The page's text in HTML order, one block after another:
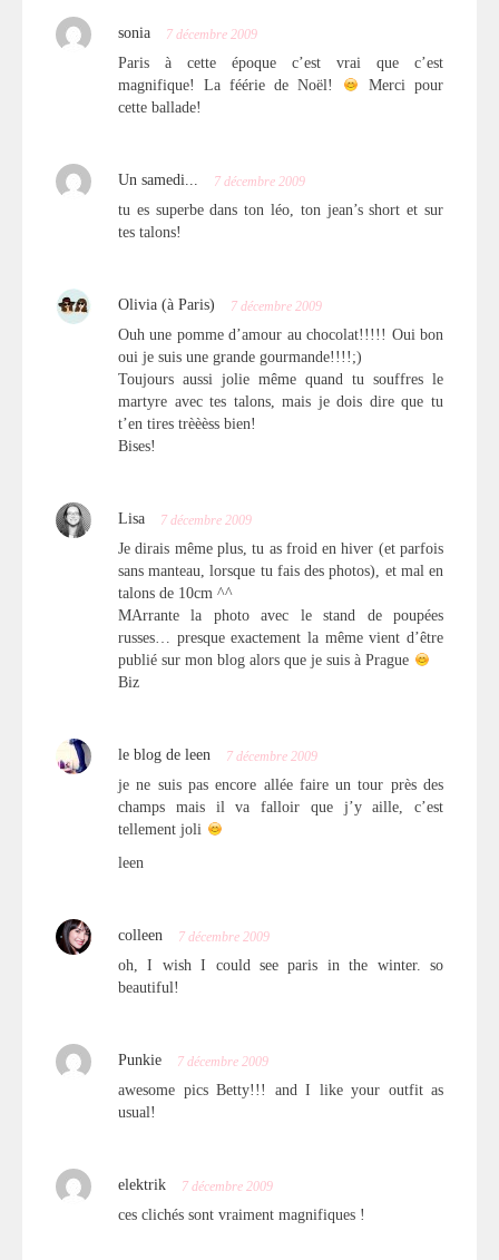
sonia 7 décembre 2009
Paris à cette époque c’est vrai que c’est
magnifique! La féérie de Noël!
Merci pour
cette ballade!
Un samedi... 7 décembre 2009
tu es superbe dans ton léo, ton jean’s short et sur
tes talons!
Olivia (à Paris) 7 décembre 2009
Ouh une pomme d’amour au chocolat!!!!! Oui bon
oui je suis une grande gourmande!!!!;)
Toujours aussi jolie même quand tu souffres le
martyre avec tes talons, mais je dois dire que tu
t’en tires trèèèss bien!
Bises!
Lisa 7 décembre 2009
Je dirais même plus, tu as froid en hiver (et parfois
sans manteau, lorsque tu fais des photos), et mal en
talons de 10cm ^^
MArrante la photo avec le stand de poupées
russes… presque exactement la même vient d’être
publié sur mon blog alors que je suis à Prague
Biz
le blog de leen 7 décembre 2009
je ne suis pas encore allée faire un tour près des
champs mais il va falloir que j’y aille, c’est
tellement joli
leen
colleen 7 décembre 2009
oh, I wish I could see paris in the winter. so
beautiful!
Punkie 7 décembre 2009
awesome pics Betty!!! and I like your outfit as
usual!
elektrik 7 décembre 2009
ces clichés sont vraiment magnifiques !